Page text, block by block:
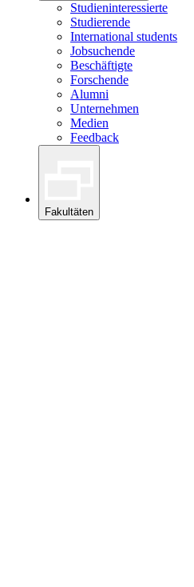
Studieninteressierte
Studierende
International students
Jobsuchende
Beschäftigte
Forschende
Alumni
Unternehmen
Medien
Feedback
Fakultäten